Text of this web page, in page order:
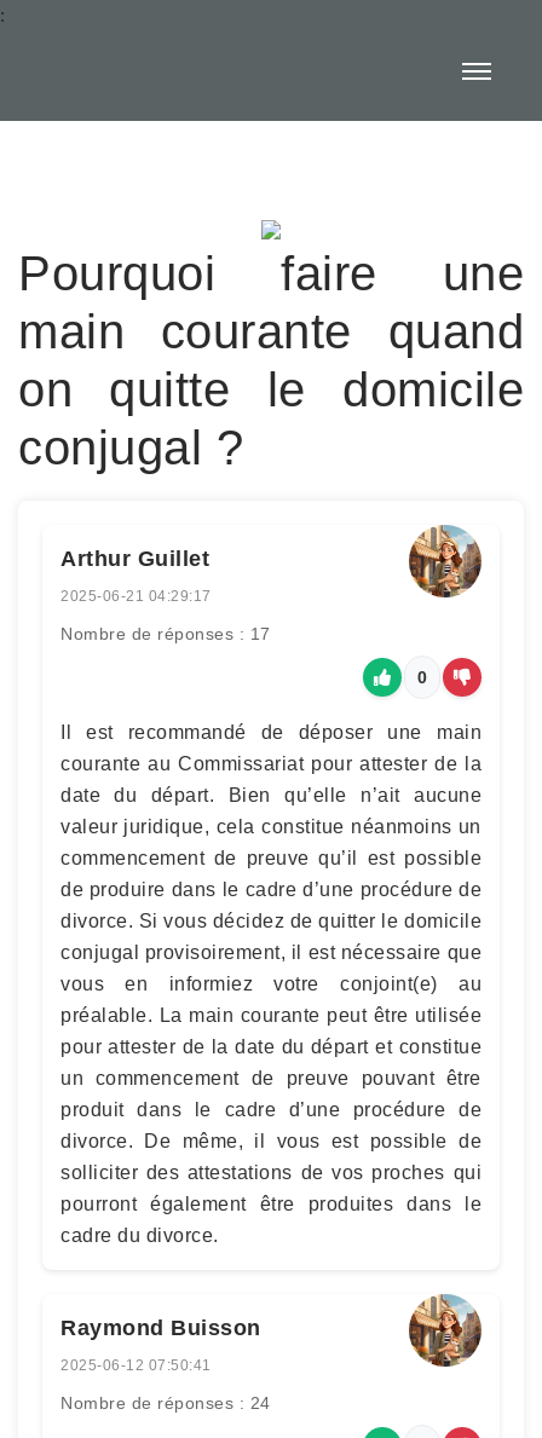
:
Pourquoi faire une
main courante quand
on quitte le domicile
conjugal ?
Arthur Guillet
2025-06-21 04:29:17
Nombre de réponses : 17
0
Il est recommandé de déposer une main
courante au Commissariat pour attester de la
date du départ. Bien qu’elle n’ait aucune
valeur juridique, cela constitue néanmoins un
commencement de preuve qu’il est possible
de produire dans le cadre d’une procédure de
divorce. Si vous décidez de quitter le domicile
conjugal provisoirement, il est nécessaire que
vous en informiez votre conjoint(e) au
préalable. La main courante peut être utilisée
pour attester de la date du départ et constitue
un commencement de preuve pouvant être
produit dans le cadre d’une procédure de
divorce. De même, il vous est possible de
solliciter des attestations de vos proches qui
pourront également être produites dans le
cadre du divorce.
Raymond Buisson
2025-06-12 07:50:41
Nombre de réponses : 24